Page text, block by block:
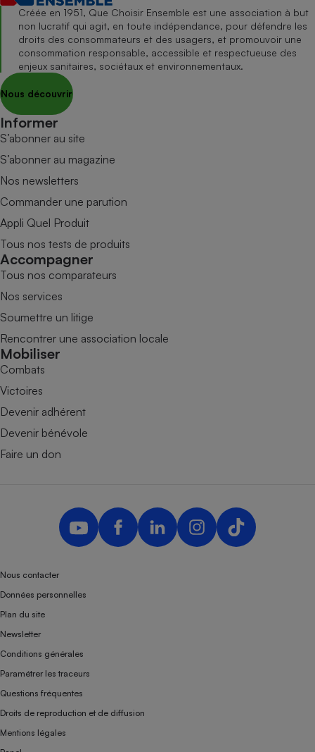
Créée en 1951, Que Choisir Ensemble est une association à but
non lucratif qui agit, en toute indépendance, pour défendre les
droits des consommateurs et des usagers, et promouvoir une
consommation responsable, accessible et respectueuse des
enjeux sanitaires, sociétaux et environnementaux.
Nous découvrir
Informer
S’abonner au site
S’abonner au magazine
Nos newsletters
Commander une parution
Appli Quel Produit
Tous nos tests de produits
Accompagner
Tous nos comparateurs
Nos services
Soumettre un litige
Rencontrer une association locale
Mobiliser
Combats
Victoires
Devenir adhérent
Devenir bénévole
Faire un don
Nous contacter
Données personnelles
Plan du site
Newsletter
Conditions générales
Paramétrer les traceurs
Questions fréquentes
Droits de reproduction et de diffusion
Mentions légales